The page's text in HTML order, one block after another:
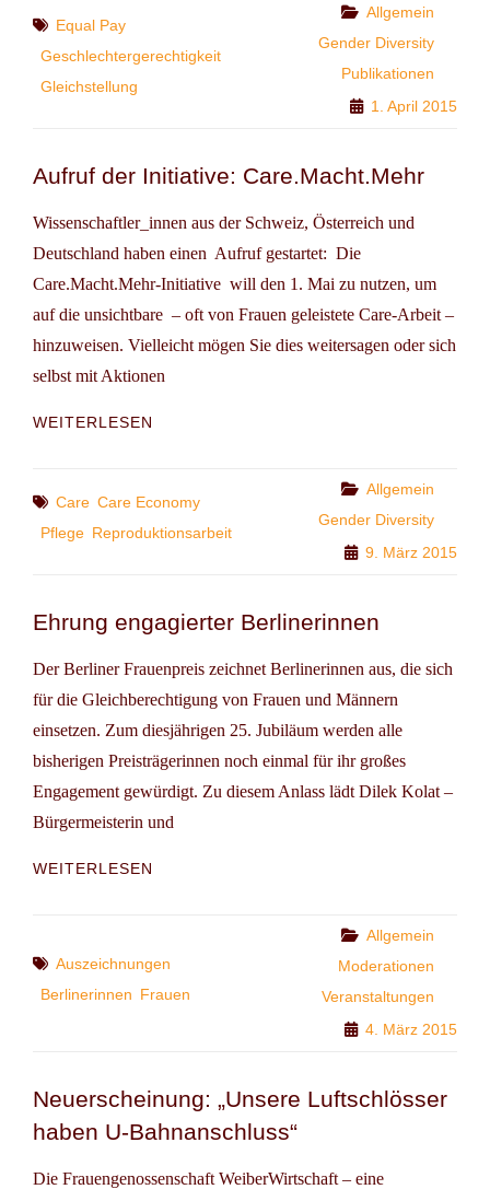
Tags
Equal Pay
Geschlechtergerechtigkeit
Gleichstellung
Categories
Allgemein
Gender Diversity
Publikationen
1. April 2015
Aufruf der Initiative: Care.Macht.Mehr
Wissenschaftler_innen aus der Schweiz, Österreich und
Deutschland haben einen Aufruf gestartet: Die
Care.Macht.Mehr-Initiative will den 1. Mai zu nutzen, um
auf die unsichtbare – oft von Frauen geleistete Care-Arbeit –
hinzuweisen. Vielleicht mögen Sie dies weitersagen oder sich
selbst mit Aktionen
WEITERLESEN
Tags
Care Care Economy
Pflege Reproduktionsarbeit
Categories
Allgemein
Gender Diversity
9. März 2015
Ehrung engagierter Berlinerinnen
Der Berliner Frauenpreis zeichnet Berlinerinnen aus, die sich
für die Gleichberechtigung von Frauen und Männern
einsetzen. Zum diesjährigen 25. Jubiläum werden alle
bisherigen Preisträgerinnen noch einmal für ihr großes
Engagement gewürdigt. Zu diesem Anlass lädt Dilek Kolat –
Bürgermeisterin und
WEITERLESEN
Tags
Auszeichnungen
Berlinerinnen Frauen
Categories
Allgemein
Moderationen
Veranstaltungen
4. März 2015
Neuerscheinung: „Unsere Luftschlösser
haben U-Bahnanschluss“
Die Frauengenossenschaft WeiberWirtschaft – eine